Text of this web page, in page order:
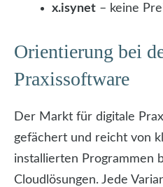
x.isynet – keine
Orientierung bei
Praxissoftware
Der Markt für digitale
gefächert und reicht von
installierten Programmen
Cloudlösungen. Jede